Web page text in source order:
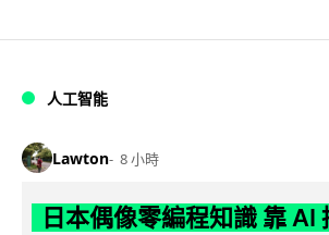
人工智能
Lawton 8 小時
日本偶像零編程知識 靠 AI